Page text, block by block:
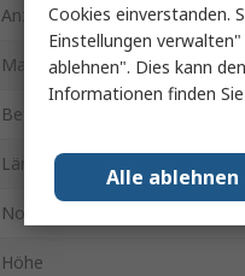
Anzahl der Pins
Maximale Betriebstemperatur
Betriebstemperatur min.
Länge
Normen/Zulassungen
Höhe
Cookies einverstanden.
Einstellungen
ablehnen". Dies kann
Informationen finden
Alle ablehnen